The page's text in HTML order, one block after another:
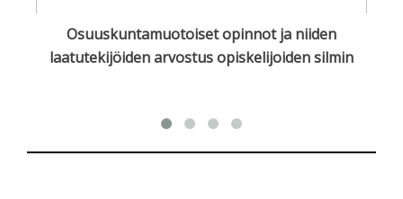
Osuuskuntamuotoiset opinnot ja niiden
laatutekijöiden arvostus opiskelijoiden silmin